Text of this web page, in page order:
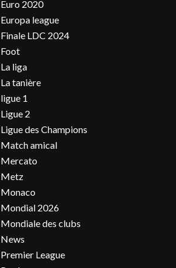
Euro 2020
Europa league
Finale LDC 2024
Foot
La liga
La tanière
ligue 1
Ligue 2
Ligue des Champions
Match amical
Mercato
Metz
Monaco
Mondial 2026
Mondiale des clubs
News
Premier League